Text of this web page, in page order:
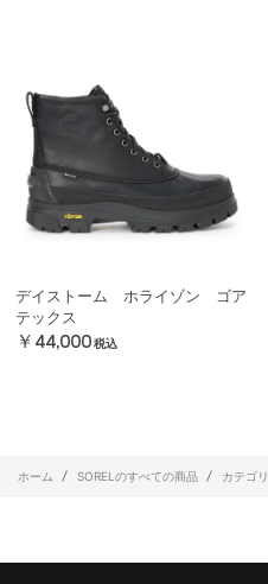
デイストーム ホライゾン ゴア
テックス
￥44,000 税込
ホーム SORELのすべての商品 カテゴリ